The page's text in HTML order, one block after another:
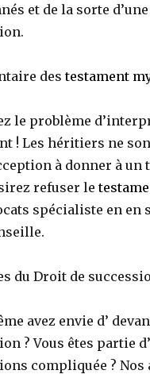
et de la sorte
destestament
le problème
! Les héritiers ne
à donner à un
refuser le
spécialiste en en
du Droit de
avez envie d’
? Vous êtes partie
compliquée ? Nos